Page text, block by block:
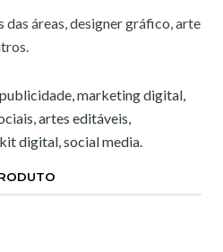
áreas, designer gráfico, arte
marketing digital,
artes editáveis,
digital, social media.